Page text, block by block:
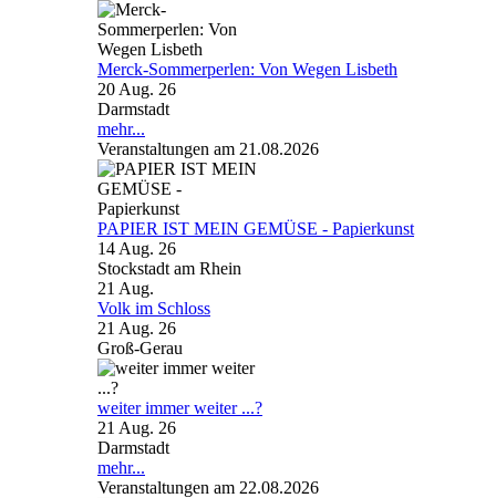
Merck-Sommerperlen: Von Wegen Lisbeth
20 Aug. 26
Darmstadt
mehr...
Veranstaltungen am 21.08.2026
PAPIER IST MEIN GEMÜSE - Papierkunst
14 Aug. 26
Stockstadt am Rhein
21 Aug.
Volk im Schloss
21 Aug. 26
Groß-Gerau
weiter immer weiter ...?
21 Aug. 26
Darmstadt
mehr...
Veranstaltungen am 22.08.2026